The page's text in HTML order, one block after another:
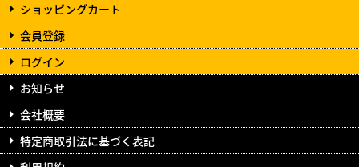
ショッピングカート
会員登録
ログイン
お知らせ
会社概要
特定商取引法に基づく表記